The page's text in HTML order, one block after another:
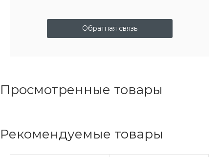
Обратная связь
Просмотренные товары
Рекомендуемые товары